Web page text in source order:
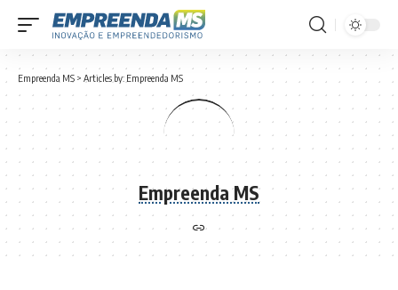
Empreenda MS > Articles by: Empreenda MS
Empreenda MS